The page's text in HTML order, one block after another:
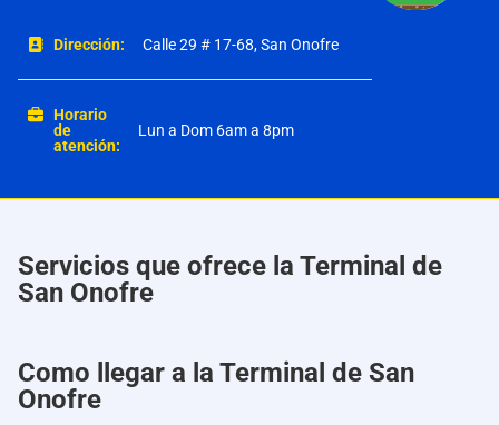
Dirección: Calle 29 # 17-68, San Onofre
Horario
de
atención:
Lun a Dom 6am a 8pm
Servicios que ofrece la Terminal de
San Onofre
Como llegar a la Terminal de San
Onofre